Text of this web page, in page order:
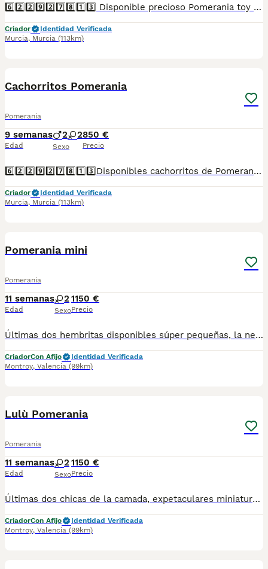
6️⃣2️⃣2️⃣9️⃣2️⃣7️⃣8️⃣1️⃣3️⃣ Disponible precioso Pomerania toy macho. Se entrega vacunado, desparasitado, con cartilla sanitaria, microchip y contrato de garantía. Criado en ambiente familiar y muy cuidado.
Criador
Identidad Verificada
Murcia, Murcia (113km)
Cachorritos Pomerania
Pomerania
9 semanas
Edad
2 2
Sexo
850 €
Precio
6️⃣2️⃣2️⃣9️⃣2️⃣7️⃣8️⃣1️⃣3️⃣Disponibles cachorritos de Pomerania. Tamaño pequeño. Se entregan vacunados, desparasitados, con cartilla sanitaria, microchip y contrato de garantía. Criados en ambiente familiar. Muy cuidados. 🐶
Criador
Identidad Verificada
Murcia, Murcia (113km)
Pomerania mini
Pomerania
11 semanas
Edad
2
Sexo
1150 €
Precio
Últimas dos hembritas disponibles súper pequeñas, la negrita pesa 600 gramos con dos meses y medio. Son espectaculares y muy simpáticas y cariñosas .
CriadorCon Afijo
Identidad Verificada
Montroy, Valencia (99km)
Lulù Pomerania
Pomerania
11 semanas
Edad
2
Sexo
1150 €
Precio
Últimas dos chicas de la camada, expetaculares miniaturas . Esas perritas vienen de padres mini . Son una verdadera hermosura. Si no te lo crees ven a verlas en personas y verás su verdadero mini tamaño !
CriadorCon Afijo
Identidad Verificada
Montroy, Valencia (99km)